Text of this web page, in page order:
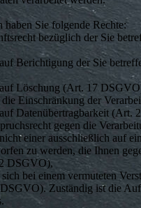
haben Sie folgende Rechte:
bezüglich der Sie
Berichtigung der Sie
auf Löschung (Art. 17
die Einschränkung der
Datenübertragbarkeit (Art.
gegen die
einer ausschließlich auf
zu werden, die Ihnen
DSGVO),
bei einem vermuteten
Zuständig ist die